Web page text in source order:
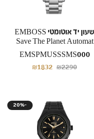
שעון יד אוטומטי EMBOSS
Save The Planet Automat
EMSPMUSSSMS000
₪1832 ₪2290
20%-